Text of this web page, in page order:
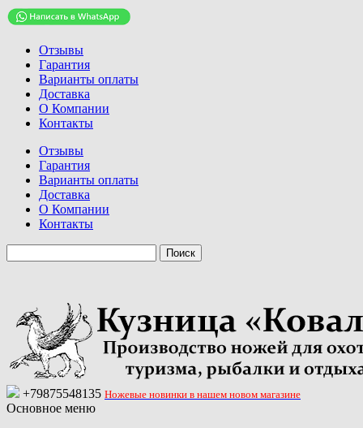
Отзывы
Гарантия
Варианты оплаты
Доставка
О Компании
Контакты
Отзывы
Гарантия
Варианты оплаты
Доставка
О Компании
Контакты
+79875548135 Ножевые новинки в нашем новом магазине
Основное меню